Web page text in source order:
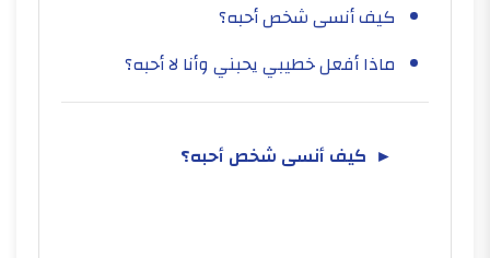
كيف أنسى شخص أحبه؟
ماذا أفعل خطيبي يحبني وأنا لا أحبه؟
► كيف أنسى شخص أحبه؟​